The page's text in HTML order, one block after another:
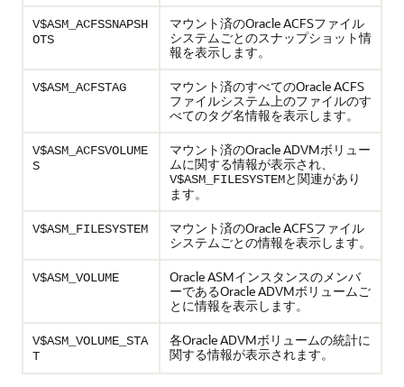
V$ASM_ACFSSNAPSH
OTS
マウント済のOracle ACFSファイル
システムごとのスナップショット情
報を表示します。
V$ASM_ACFSTAG
マウント済のすべてのOracle ACFS
ファイルシステム上のファイルのす
べてのタグ名情報を表示します。
V$ASM_ACFSVOLUME
S
マウント済のOracle ADVMボリュー
ムに関する情報が表示され、
V$ASM_FILESYSTEMと関連があり
ます。
V$ASM_FILESYSTEM
マウント済のOracle ACFSファイル
システムごとの情報を表示します。
V$ASM_VOLUME
Oracle ASMインスタンスのメンバ
ーであるOracle ADVMボリュームご
とに情報を表示します。
V$ASM_VOLUME_STA
T
各Oracle ADVMボリュームの統計に
関する情報が表示されます。